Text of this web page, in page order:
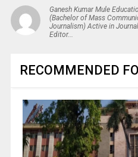
Ganesh Kumar Mule
(Bachelor of Mass
Journalism) Active in
Editor...
RECOMMENDED